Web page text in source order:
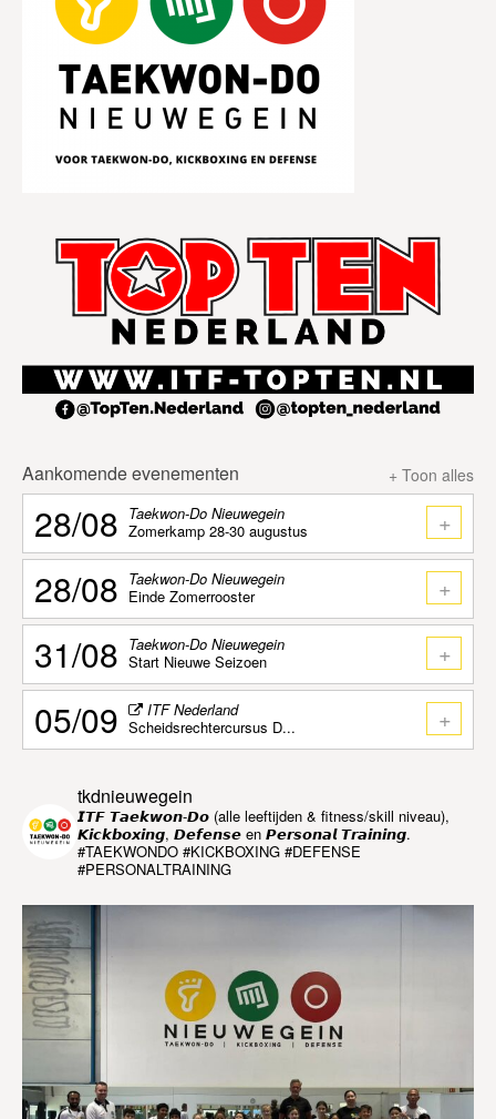
Aankomende evenementen + Toon alles
28/08 Taekwon-Do Nieuwegein
Zomerkamp 28-30 augustus
+
28/08 Taekwon-Do Nieuwegein
Einde Zomerrooster
+
31/08 Taekwon-Do Nieuwegein
Start Nieuwe Seizoen
+
05/09
ITF Nederland
Scheidsrechtercursus D...
+
tkdnieuwegein
𝙄𝙏𝙁 𝙏𝙖𝙚𝙠𝙬𝙤𝙣-𝘿𝙤 (alle leeftijden & fitness/skill niveau),
𝙆𝙞𝙘𝙠𝙗𝙤𝙭𝙞𝙣𝙜, 𝘿𝙚𝙛𝙚𝙣𝙨𝙚 en 𝙋𝙚𝙧𝙨𝙤𝙣𝙖𝙡 𝙏𝙧𝙖𝙞𝙣𝙞𝙣𝙜.
#TAEKWONDO #KICKBOXING #DEFENSE
#PERSONALTRAINING